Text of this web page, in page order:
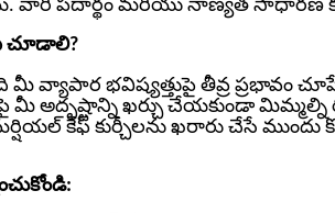
పదార్థం మరియు నాణ్యత సాధారణ
చూడాలి?
వ్యాపార భవిష్యత్తుపై తీవ్ర ప్రభావం
మీ అదృష్టాన్ని ఖర్చు చేయకుండా మిమ్మల్ని
కేఫ్ కుర్చీలను ఖరారు చేసే ముందు